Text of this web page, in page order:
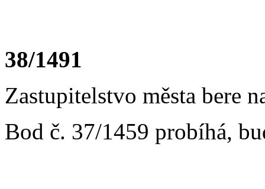
38/1491
Zastupitelstvo města bere
Bod č. 37/1459 probíhá,